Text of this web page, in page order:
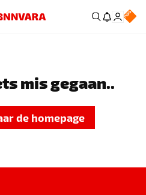
mis gegaan..
de homepage